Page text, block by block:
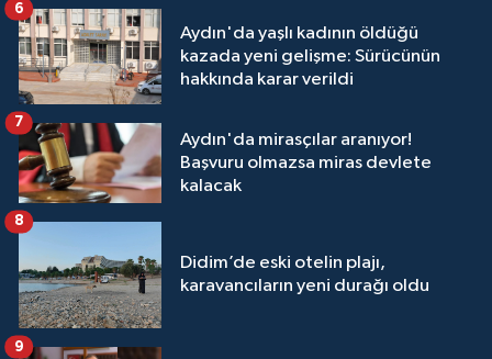
Aydın'da yaşlı kadının öldüğü
kazada yeni gelişme: Sürücünün
hakkında karar verildi
6
Aydın'da mirasçılar aranıyor!
Başvuru olmazsa miras devlete
kalacak
7
Didim’de eski otelin plajı,
karavancıların yeni durağı oldu
8
9